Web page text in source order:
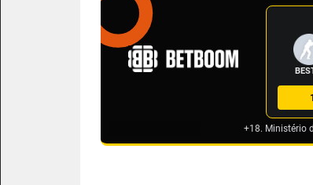
+18. Ministério